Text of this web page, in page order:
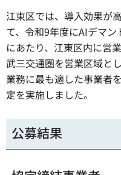
江東区では、導入効果が
て、令和9年度にAIデマ
にあたり、江東区内に営
武三交通圏を営業区域と
業務に最も適した事業者
定を実施しました。
公募結果